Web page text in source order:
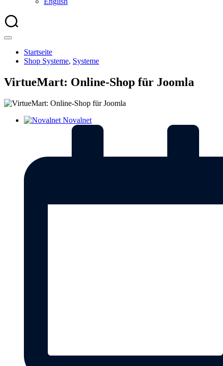
Startseite
Shop Systeme, Systeme
VirtueMart: Online-Shop für Joomla
Novalnet